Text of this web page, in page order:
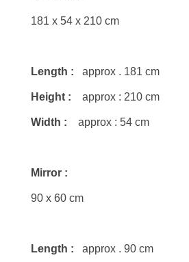
181 x 54 x 210 cm
Length : approx . 181 cm
Height : approx : 210 cm
Width : approx : 54 cm
Mirror :
90 x 60 cm
Length : approx . 90 cm